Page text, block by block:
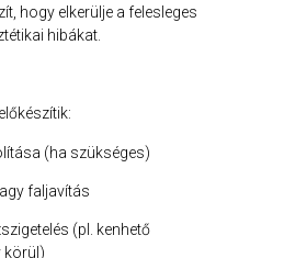
hogy elkerülje a felesleges
hibákat.
(ha szükséges)
faljavítás
(pl. kenhető
körül)